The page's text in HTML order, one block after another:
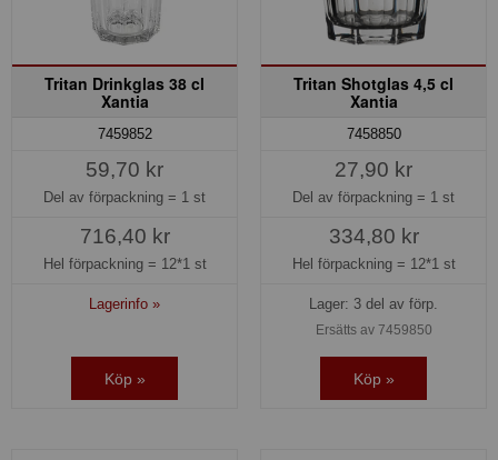
Tritan Drinkglas 38 cl
Xantia
7459852
59,70 kr
Del av förpackning = 1 st
716,40 kr
Hel förpackning = 12*1 st
Lagerinfo »
Köp »
Tritan Shotglas 4,5 cl
Xantia
7458850
27,90 kr
Del av förpackning = 1 st
334,80 kr
Hel förpackning = 12*1 st
Lager: 3 del av förp.
Ersätts av 7459850
Köp »